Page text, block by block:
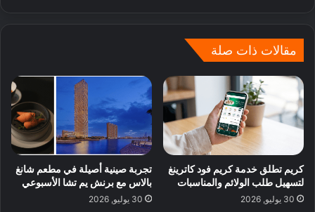
مقالات ذات صلة
كريم تطلق خدمة كريم فود كاترينغ
لتسهيل طلب الولائم والمناسبات
30 يوليو, 2026
تجربة صينية أصيلة في مطعم شانغ
بالاس مع برنش يم تشا الأسبوعي
30 يوليو, 2026